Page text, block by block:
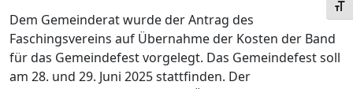
Dem Gemeinderat wurde der Antrag des
Faschingsvereins auf Übernahme der Kosten der Band
für das Gemeindefest vorgelegt. Das Gemeindefest soll
am 28. und 29. Juni 2025 stattfinden. Der